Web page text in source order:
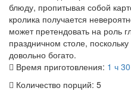
блюду, пропитывая собой
кролика получается
может претендовать на роль
праздничном столе,
довольно богато.
Время приготовления: 1 ч
Количество порций: 5